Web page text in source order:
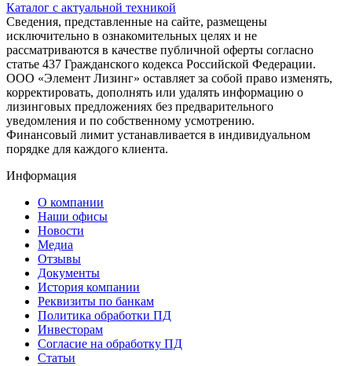
Каталог с актуальной техникой
Сведения, представленные на сайте, размещены
исключительно в ознакомительных целях и не
рассматриваются в качестве публичной оферты согласно
статье 437 Гражданского кодекса Российской Федерации.
ООО «Элемент Лизинг» оставляет за собой право изменять,
корректировать, дополнять или удалять информацию о
лизинговых предложениях без предварительного
уведомления и по собственному усмотрению.
Финансовый лимит устанавливается в индивидуальном
порядке для каждого клиента.
Информация
О компании
Наши офисы
Новости
Медиа
Отзывы
Документы
История компании
Реквизиты по банкам
Политика обработки ПД
Инвесторам
Согласие на обработку ПД
Статьи